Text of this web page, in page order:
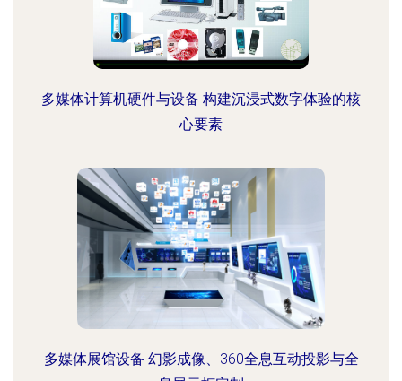
多媒体计算机硬件与设备 构建沉浸式数字体验的核
心要素
多媒体展馆设备 幻影成像、360全息互动投影与全